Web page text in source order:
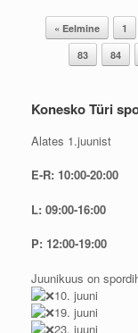
Post navigation
« Eelmine 1
83
84
Konesko Türi
Alates 1.juunist
E-R: 10:00-20:00
L: 09:00-16:00
P: 12:00-19:00
Juunikuus on
10. juuni
19. juuni
23. juuni